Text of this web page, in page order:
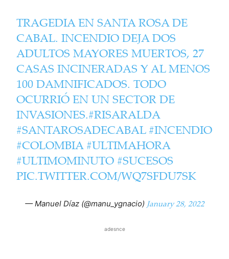
TRAGEDIA EN SANTA ROSA DE
CABAL. INCENDIO DEJA DOS
ADULTOS MAYORES MUERTOS, 27
CASAS INCINERADAS Y AL MENOS
100 DAMNIFICADOS. TODO
OCURRIÓ EN UN SECTOR DE
INVASIONES.#RISARALDA
#SANTAROSADECABAL #INCENDIO
#COLOMBIA #ULTIMAHORA
#ULTIMOMINUTO #SUCESOS
PIC.TWITTER.COM/WQ7SFDU7SK
— Manuel Díaz (@manu_ygnacio) January 28, 2022
adesnce